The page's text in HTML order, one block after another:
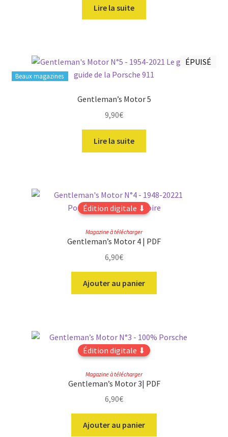
Lire la suite
Beaux magazines
ÉPUISÉ
Gentleman’s Motor 5
9,90€
Lire la suite
Édition digitale ⬇
Magazine à télécharger
Gentleman’s Motor 4 | PDF
6,90€
Ajouter au panier
Édition digitale ⬇
Magazine à télécharger
Gentleman’s Motor 3| PDF
6,90€
Ajouter au panier